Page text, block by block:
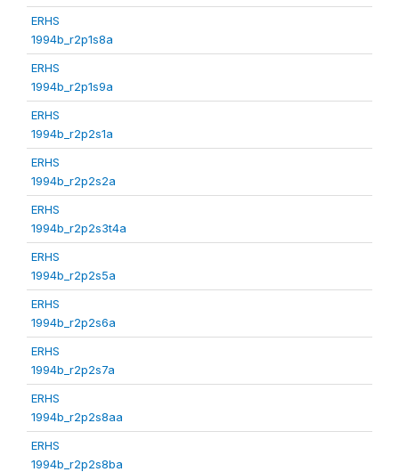
ERHS
1994b_r2p1s8a
ERHS
1994b_r2p1s9a
ERHS
1994b_r2p2s1a
ERHS
1994b_r2p2s2a
ERHS
1994b_r2p2s3t4a
ERHS
1994b_r2p2s5a
ERHS
1994b_r2p2s6a
ERHS
1994b_r2p2s7a
ERHS
1994b_r2p2s8aa
ERHS
1994b_r2p2s8ba